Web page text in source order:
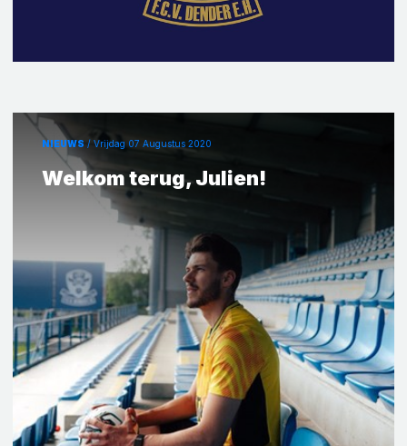
NIEUWS / Vrijdag 07 Augustus 2020
Welkom terug, Julien!